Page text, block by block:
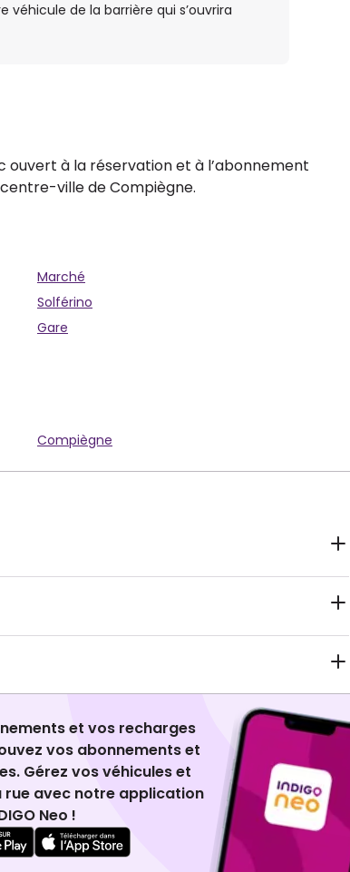
de la barrière qui s’ouvrira
ouvert à la réservation et à l’abonnement
ville de Compiègne.
Marché
Solférino
Gare
Compiègne
et vos recharges
vos abonnements et
Gérez vos véhicules et
avec notre application
Neo !